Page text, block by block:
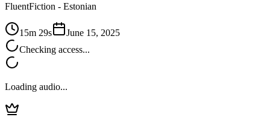
FluentFiction - Estonian
15m 29s
June 15, 2025
Checking access...
Loading audio...